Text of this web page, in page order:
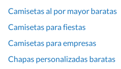
Camisetas al por mayor baratas
Camisetas para fiestas
Camisetas para empresas
Chapas personalizadas baratas